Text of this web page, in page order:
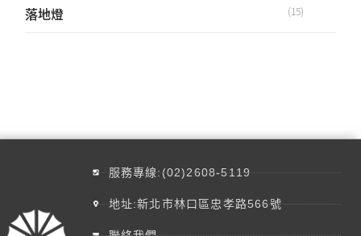
落地燈 (15)
服務專線:(02)2608-5119
地址:新北市林口區忠孝路566號